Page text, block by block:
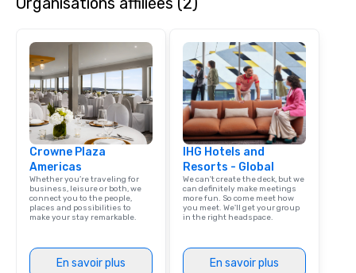
Favorites" can also be brought to your
office, hotel or meeting space.
Crowne Plaza
Americas
Whether you’re traveling for
business, leisure or both, we
connect you to the people,
places and possibilities to
make your stay remarkable.
En savoir plus
IHG Hotels and
Resorts - Global
We can't create the deck, but we
can definitely make meetings
more fun. So come meet how
you meet. We'll get your group
in the right headspace.
En savoir plus